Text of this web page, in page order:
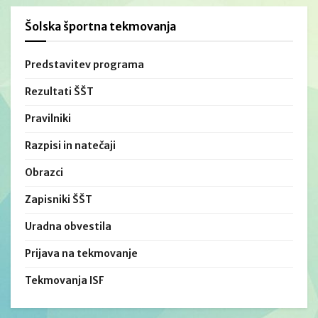
Šolska športna tekmovanja
Predstavitev programa
Rezultati ŠŠT
Pravilniki
Razpisi in natečaji
Obrazci
Zapisniki ŠŠT
Uradna obvestila
Prijava na tekmovanje
Tekmovanja ISF